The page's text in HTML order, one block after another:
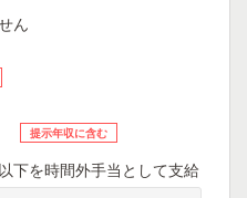
ん
提示年収に含む
下を時間外手当として支給